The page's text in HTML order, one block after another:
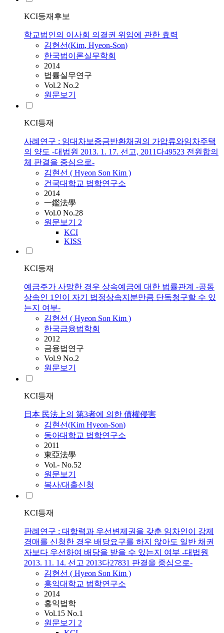
KCI등재후보
학교법인의 이사회 의결권 위임에 관한 효력
김현선(Kim, Hyeon-Son)
한국법이론실무학회
2014
법률실무연구
Vol.2 No.2
원문보기
KCI등재
사례연구 : 임대차보증금반환채권의 가압류와임차주택
의 양도 -대법원 2013. 1. 17. 선고, 2011다49523 전원합의
체 판결을 중심으로-
김현선 ( Hyeon Son Kim )
건국대학교 법학연구소
2014
一鑑法學
Vol.0 No.28
원문보기 2
KCI
KISS
KCI등재
예금주가 사망한 경우 상속예금에 대한 법률관계 -공동
상속인 1인이 자기 법정상속지분만큼 단독청구할 수 있
는지 여부-
김현선 ( Hyeon Son Kim )
한국금융법학회
2012
금융법연구
Vol.9 No.2
원문보기
KCI등재
日本 民法上의 第3者에 의한 債權侵害
김현선(Kim Hyeon-Son)
동아대학교 법학연구소
2011
東亞法學
Vol.- No.52
원문보기
복사/대출신청
KCI등재
판례연구 : 대항력과 우선변제권을 갖춘 임차인이 강제
경매를 신청한 경우 배당요구를 하지 않아도 일반 채권
자보다 우선하여 배당을 받을 수 있는지 여부 -대법원
2013. 11. 14. 선고 2013다27831 판결을 중심으로-
김현선 ( Hyeon Son Kim )
홍익대학교 법학연구소
2014
홍익법학
Vol.15 No.1
원문보기 2